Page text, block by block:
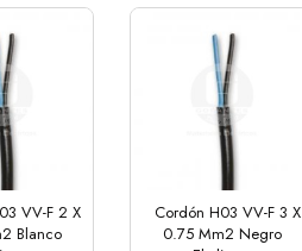
VV-F 2 X
Blanco
Cordón H03 VV-F 3 X
0.75 Mm2 Negro